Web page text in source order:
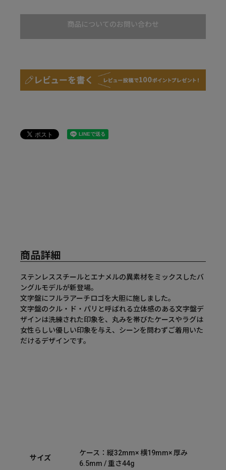
商品についてのお問い合わせ
商品詳細
ステンレススチールとエナメルの異素材をミックスしたバ
ングルモデルが新登場。
文字盤にフルラアーチロゴを大胆に施しました。
文字盤のクル・ド・パリと呼ばれる立体感のある文字盤デ
ザインは洗練された印象を、丸みを帯びたケースやラグは
女性らしい優しい印象を与え、シーンを問わずご着用いた
だけるデザインです。
サイズ
ケース：縦32mm× 横19mm× 厚み
6.5mm / 重さ44g